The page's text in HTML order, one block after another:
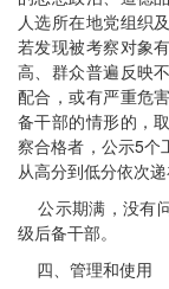
人选所在地党组织
若发现被考察对象
高、群众普遍反映
配合，或有严重危
备干部的情形的，
察合格者，公示5个
从高分到低分依次递
公示期满，没有
级后备干部。
四、管理和使用